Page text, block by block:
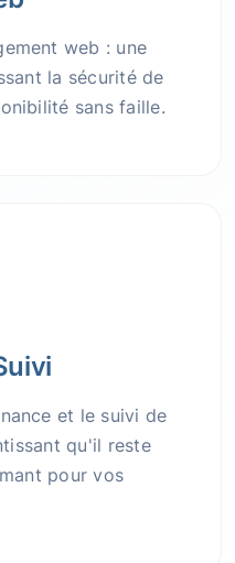
web : une
la sécurité de
sans faille.
et le suivi de
qu'il reste
pour vos